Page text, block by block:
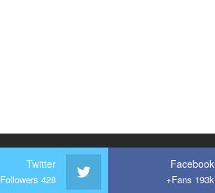
Facebook
Fans 193k+
Twitter
Followers 428